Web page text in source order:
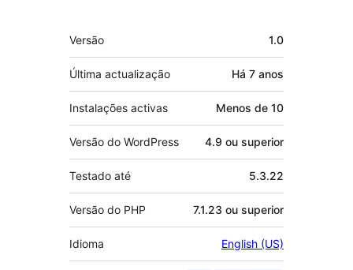
Metadados
Versão 1.0
Última actualização Há 7 anos
Instalações activas Menos de 10
Versão do WordPress 4.9 ou superior
Testado até 5.3.22
Versão do PHP 7.1.23 ou superior
Idioma English (US)